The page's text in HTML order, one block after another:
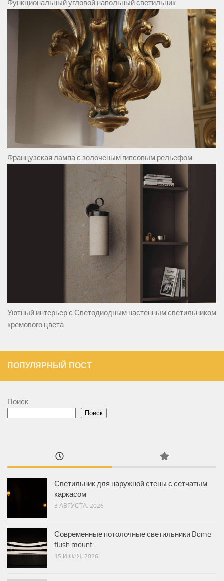
Функциональный угловой напольный светильник
Французская лампа с золоченым гипсовым рельефом
Уютный интерьер с Светодиодным настенным светильником
кремового цвета
ПОПУЛЯРНЫЙ ПОСТ
Поиск
Поиск
Светильник для наружной стены с сетчатым
каркасом
3 АВГУСТА, 2026
Современные потолочные светильники Dome
flush mount
15 ИЮЛЯ, 2026